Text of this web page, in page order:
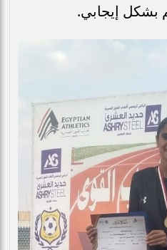
بشكل إيجابي.